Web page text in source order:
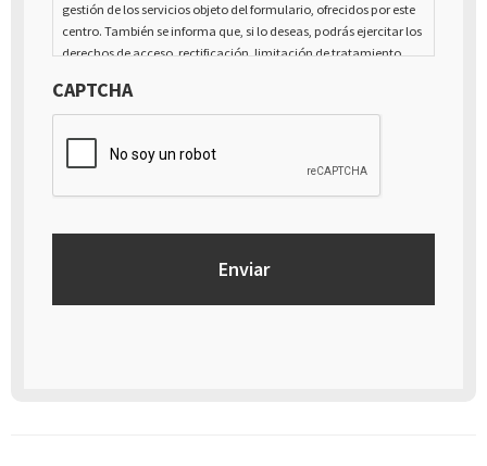
gestión de los servicios objeto del formulario, ofrecidos por este
centro. También se informa que, si lo deseas, podrás ejercitar los
derechos de acceso, rectificación, limitación de tratamiento,
de carácter personal, así como a la retirada del consentimiento
prestado para el tratamiento de los mismos, mediante escrito
dirigido a la dirección Calle Italia núm. 1 Alfaz del Pí (03580),
Alicante - España
CAPTCHA